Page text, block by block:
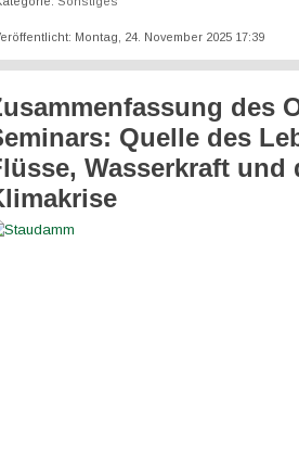
Montag, 24. November 2025 17:39
des
Quelle des
Wasserkraft und